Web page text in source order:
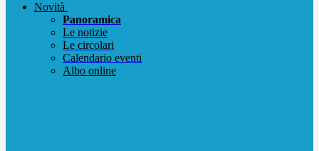
Novità
Panoramica
Le notizie
Le circolari
Calendario eventi
Albo online